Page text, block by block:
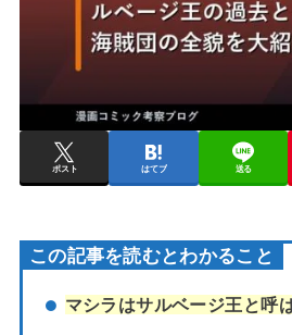
ポスト はてブ 送る
この記事を読むとわかること
マシラはサルベージ王と呼